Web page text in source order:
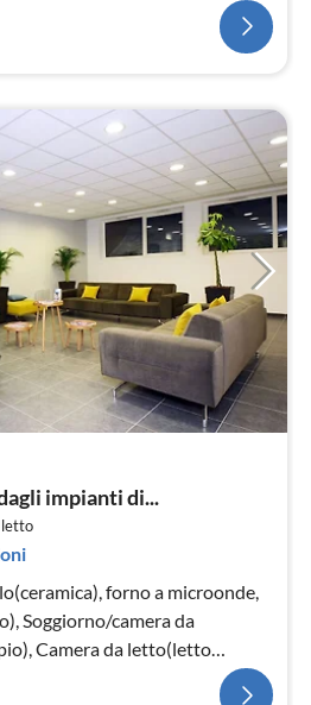
impianti di...
letto
forno a microonde,
Soggiorno/camera da
Camera da letto(letto